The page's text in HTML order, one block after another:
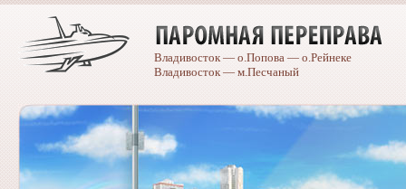
Владивосток — о.Попова — о.Рейнеке
Владивосток — м.Песчаный
Caterpillar
spare
parts
catalogue